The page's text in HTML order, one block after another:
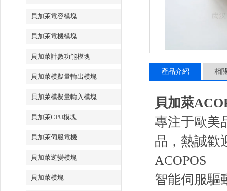
貝加萊電容模塊
貝加萊電機模塊
貝加萊計數功能模塊
貝加萊模擬量輸出模塊
貝加萊模擬量輸入模塊
貝加萊CPU模塊
貝加萊伺服電機
貝加萊逆變模塊
貝加萊模塊
產品介紹 相
貝加萊
專注于歐美
品，熱誠
ACOPOS
智能伺服驅